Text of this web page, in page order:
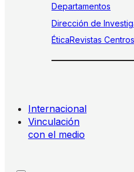
Departamentos
Dirección de
ÉticaRevistas
Internacional
Vinculación
con el medio